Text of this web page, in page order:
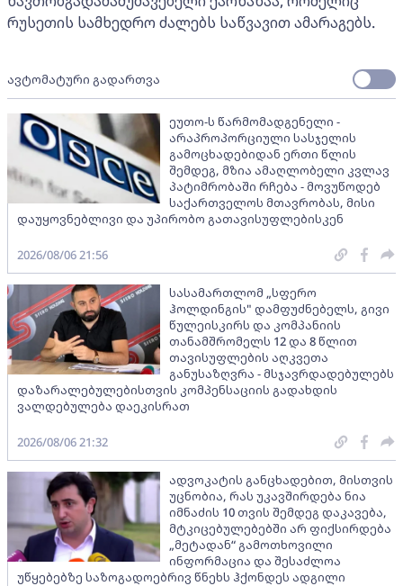
რუსეთის სამხედრო ძალებს საწვავით ამარაგებს.
ავტომატური გადართვა
ეუთო-ს წარმომადგენელი -
არაპროპორციული სასჯელის
გამოცხადებიდან ერთი წლის
შემდეგ, მზია ამაღლობელი კვლავ
პატიმრობაში რჩება - მოვუწოდებ
საქართველოს მთავრობას, მისი
დაუყოვნებლივი და უპირობო გათავისუფლებისკენ
2026/08/06 21:56
სასამართლომ „სფერო
ჰოლდინგის" დამფუძნებელს, გივი
წულეისკირს და კომპანიის
თანამშრომელს 12 და 8 წლით
თავისუფლების აღკვეთა
განუსაზღვრა - მსჯავრდადებულებს
დაზარალებულებისთვის კომპენსაციის გადახდის
ვალდებულება დაეკისრათ
2026/08/06 21:32
ადვოკატის განცხადებით, მისთვის
უცნობია, რას უკავშირდება ნია
იმნაძის 10 თვის შემდეგ დაკავება,
მტკიცებულებებში არ ფიქსირდება
„მეტადან“ გამოთხოვილი
ინფორმაცია და შესაძლოა
უწყებებზე საზოგადოებრივ წნეხს ჰქონდეს ადგილი